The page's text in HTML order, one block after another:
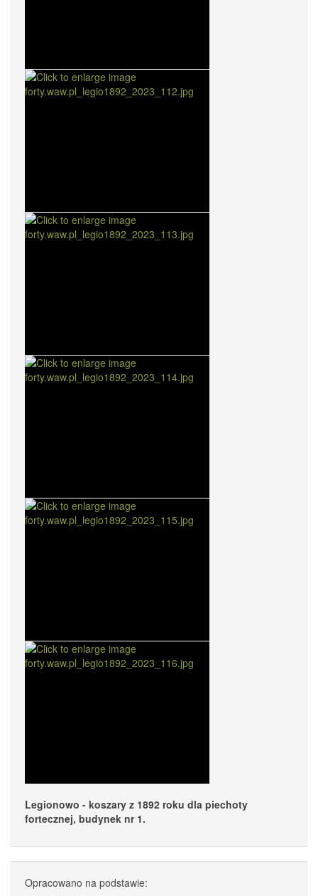
Legionowo - koszary z 1892 roku dla piechoty
fortecznej, budynek nr 1.
Opracowano na podstawie: